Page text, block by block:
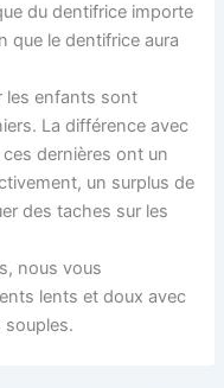
du dentifrice importe
que le dentifrice aura
les enfants sont
La différence avec
dernières ont un
un surplus de
des taches sur les
nous vous
lents et doux avec
souples.